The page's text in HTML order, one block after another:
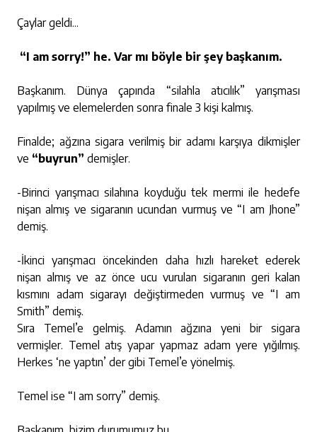
Çaylar geldi...
“I am sorry!” he. Var mı böyle bir şey başkanım.
Başkanım. Dünya çapında “silahla atıcılık” yarışması
yapılmış ve elemelerden sonra finale 3 kişi kalmış.
Finalde; ağzına sigara verilmiş bir adamı karşıya dikmişler
ve “buyrun” demişler.
-Birinci yarışmacı silahına koyduğu tek mermi ile hedefe
nişan almış ve sigaranın ucundan vurmuş ve “I am Jhone”
demiş.
-İkinci yarışmacı öncekinden daha hızlı hareket ederek
nişan almış ve az önce ucu vurulan sigaranın geri kalan
kısmını adam sigarayı değiştirmeden vurmuş ve “I am
Smith” demiş.
Sıra Temel’e gelmiş. Adamın ağzına yeni bir sigara
vermişler. Temel atış yapar yapmaz adam yere yığılmış.
Herkes ‘ne yaptın’ der gibi Temel’e yönelmiş.
Temel ise “I am sorry” demiş.